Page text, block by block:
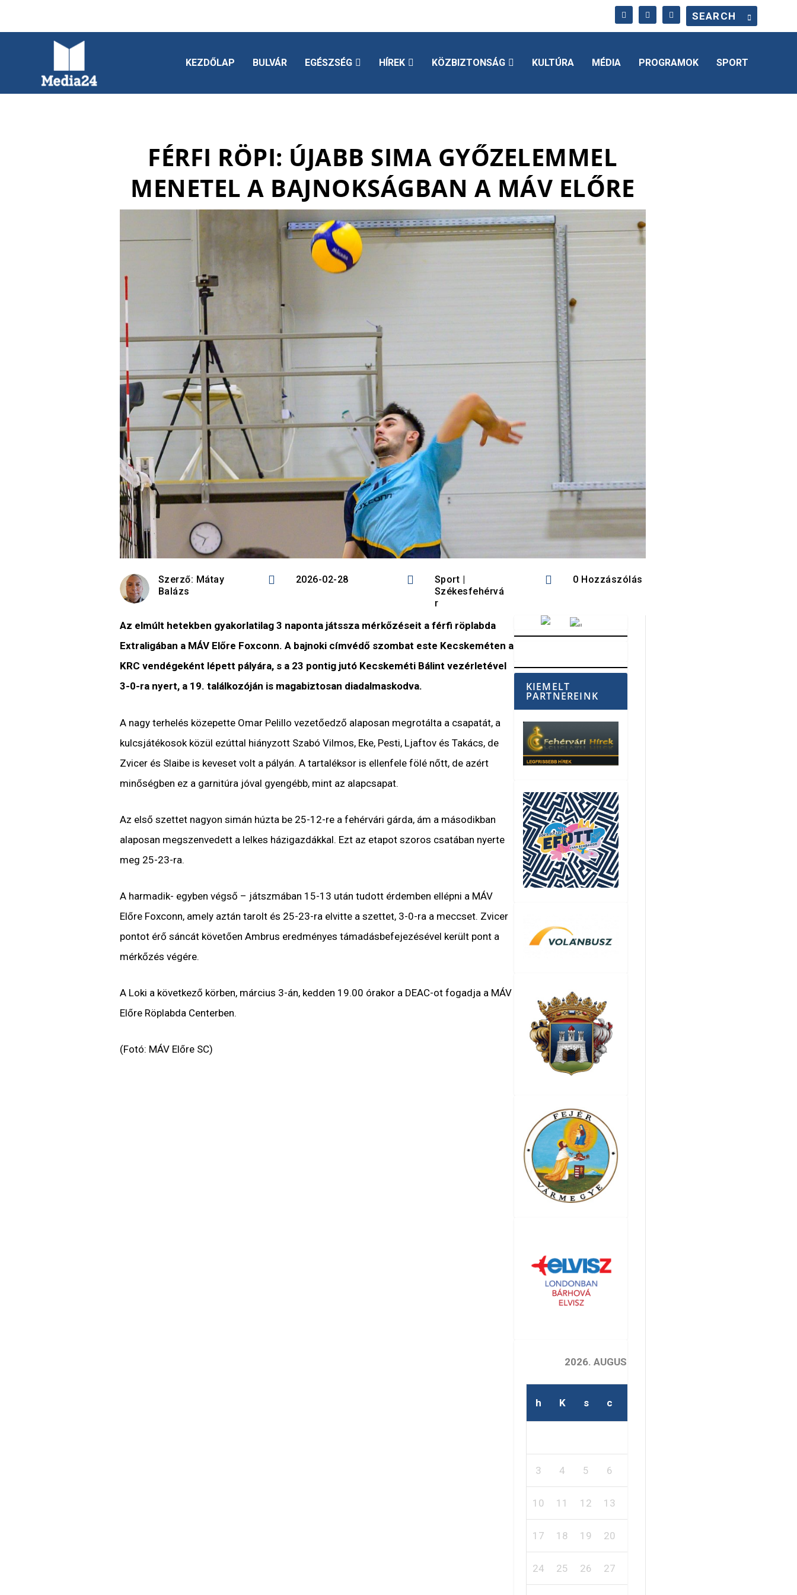
KEZDŐLAP BULVÁR EGÉSZSÉG HÍREK KÖZBIZTONSÁG KULTÚRA MÉDIA PROGRAMOK SPORT
FÉRFI RÖPI: ÚJABB SIMA GYŐZELEMMEL
MENETEL A BAJNOKSÁGBAN A MÁV ELŐRE
Szerző: Mátay
Balázs
 2026-02-28  Sport
Székesfehérvá
r
 0 Hozzászólás
Az elmúlt hetekben gyakorlatilag 3 naponta játssza mérkőzéseit a férfi röplabda
Extraligában a MÁV Előre Foxconn. A bajnoki címvédő szombat este Kecskeméten a
KRC vendégeként lépett pályára, s a 23 pontig jutó Kecskeméti Bálint vezérletével
3-0-ra nyert, a 19. találkozóján is magabiztosan diadalmaskodva.
A nagy terhelés közepette Omar Pelillo vezetőedző alaposan megrotálta a csapatát, a
kulcsjátékosok közül ezúttal hiányzott Szabó Vilmos, Eke, Pesti, Ljaftov és Takács, de
Zvicer és Slaibe is keveset volt a pályán. A tartaléksor is ellenfele fölé nőtt, de azért
minőségben ez a garnitúra jóval gyengébb, mint az alapcsapat.
Az első szettet nagyon simán húzta be 25-12-re a fehérvári gárda, ám a másodikban
alaposan megszenvedett a lelkes házigazdákkal. Ezt az etapot szoros csatában nyerte
meg 25-23-ra.
A harmadik- egyben végső – játszmában 15-13 után tudott érdemben ellépni a MÁV
Előre Foxconn, amely aztán tarolt és 25-23-ra elvitte a szettet, 3-0-ra a meccset. Zvicer
pontot érő sáncát követően Ambrus eredményes támadásbefejezésével került pont a
mérkőzés végére.
A Loki a következő körben, március 3-án, kedden 19.00 órakor a DEAC-ot fogadja a MÁV
Előre Röplabda Centerben.
(Fotó: MÁV Előre SC)
KIEMELT
PARTNEREINK
2026. AUGUSZTUS
h K s c
3 4 5 6
10 11 12 13
17 18 19 20
24 25 26 27